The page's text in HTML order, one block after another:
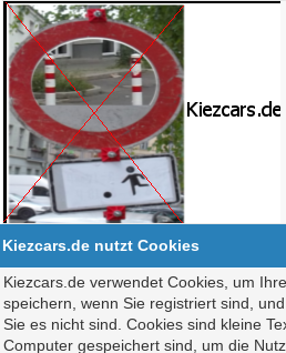
Kiezcars.de nutzt Cookies
Kiezcars.de verwendet Cookies, um
speichern, wenn Sie registriert sind,
Sie es nicht sind. Cookies sind kleine
Computer gespeichert sind, um die